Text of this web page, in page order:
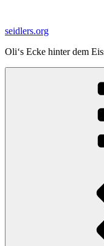
springen
seidlers.org
Oli‘s Ecke hinter dem